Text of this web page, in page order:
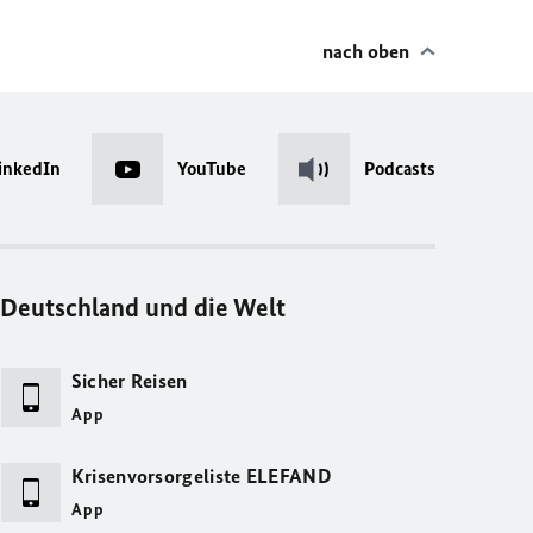
nach oben
YouTube Podcasts
Deutschland und die Welt
Sicher Reisen
App
Krisenvorsorgeliste ELEFAND
App